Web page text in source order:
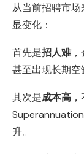
从当前招聘市
显变化：
首先是招人难，
甚至出现长期空
其次是成本高
升。